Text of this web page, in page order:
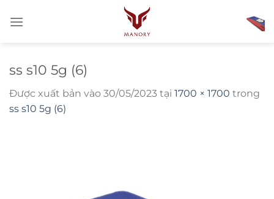
qua
ss s10 5g (6)
Được xuất bản vào 30/05/2023 tại 1700 × 1700 trong
ss s10 5g (6)